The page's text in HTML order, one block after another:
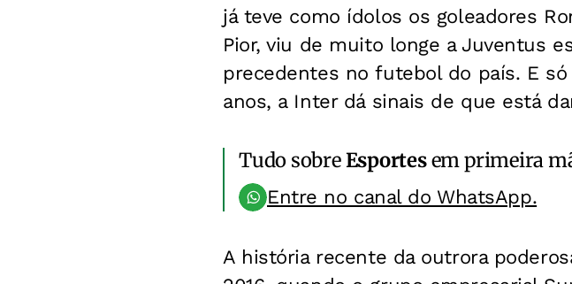
já teve como ídolos os goleadores
Pior, viu de muito longe a Juventus
precedentes no futebol do país. E
anos, a Inter dá sinais de que está
Tudo sobreEsportesem primeira
Entre no canal do WhatsApp.
A história recente da outrora